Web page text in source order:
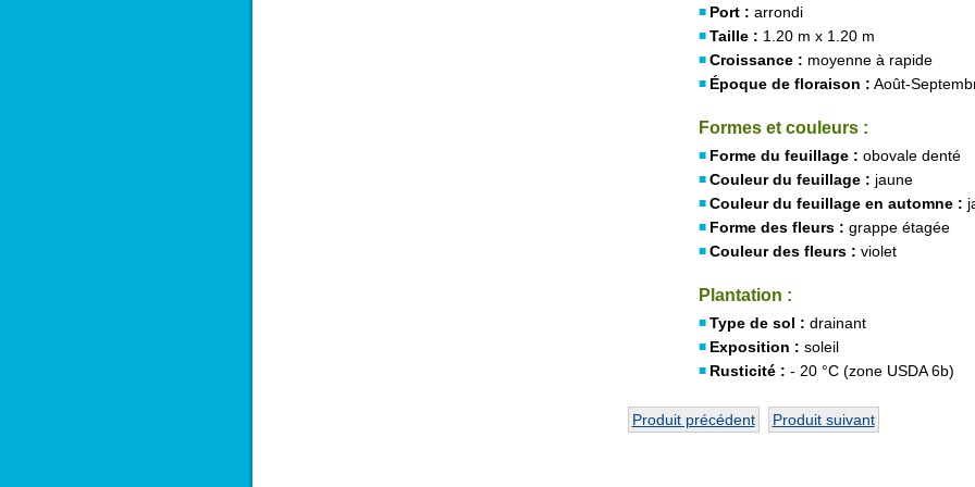
Port : arrondi
Taille : 1.20 m x 1.20 m
Croissance : moyenne à rapide
Époque de floraison : Août-
Formes et couleurs :
Forme du feuillage : obovale denté
Couleur du feuillage : jaune
Couleur du feuillage en automne :
Forme des fleurs : grappe étagée
Couleur des fleurs : violet
Plantation :
Type de sol : drainant
Exposition : soleil
Rusticité : - 20 °C (zone USDA 6b)
Produit précédent Produit suivant